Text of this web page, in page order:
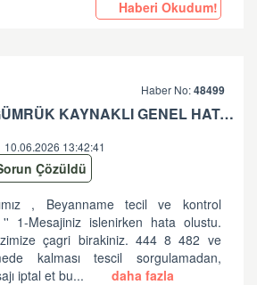
Haberi Okudum!
Haber No:48499
GÜMRÜK KAYNAKLI GENEL HATA HK
10.06.2026 13:42:41
Çözüldü
, Beyanname tecil ve kontrol
'' 1-Mesajiniz islenirken hata olustu.
çagri birakiniz. 444 8 482 ve
kalması tescil sorgulamadan,
iptal et bu...
daha fazla